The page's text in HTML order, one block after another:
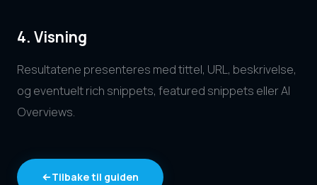
4. Visning
Resultatene presenteres med tittel, URL, beskrivelse,
og eventuelt rich snippets, featured snippets eller AI
Overviews.
Tilbake til guiden